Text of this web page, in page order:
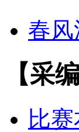
春
【采
比